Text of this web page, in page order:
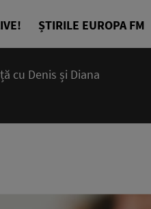
ȘTIRILE EUROPA FM
cu Denis și Diana